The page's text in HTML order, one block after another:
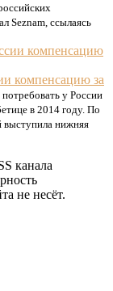
Seznam, ссылаясь
компенсацию за
у России
в 2014 году. По
нижняя
канала
не несёт.